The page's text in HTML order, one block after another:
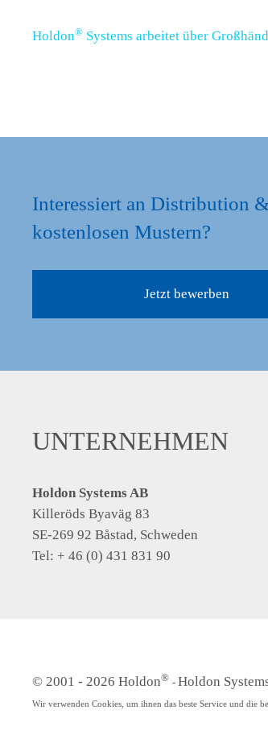
Holdon® Systems arbeitet über
Interessiert an Distribution
kostenlosen Mustern?
Jetzt bewerben
UNTERNEHMEN
Holdon Systems AB
Killeröds Byaväg 83
SE-269 92 Båstad, Schweden
Tel: + 46 (0) 431 831 90
© 2001 - 2026 Holdon® - Holdon
Wir verwenden Cookies, um ihnen das beste Service und die